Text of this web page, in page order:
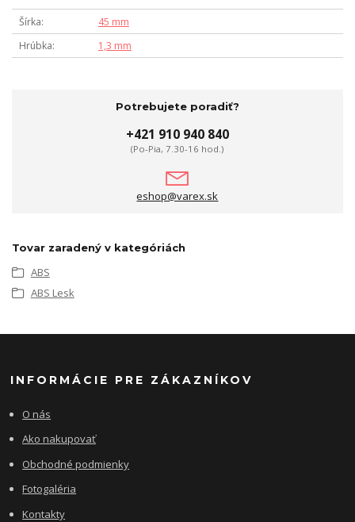
Šírka
45 mm
Hrúbka
1,3 mm
Potrebujete poradiť?
+421 910 940 840
(Po-Pia, 7.30-16 hod.)
eshop@varex.sk
Tovar zaradený v kategóriách
ABS
ABS Lesk
INFORMÁCIE PRE ZÁKAZNÍKOV
O nás
Ako nakupovať
Obchodné podmienky
Fotogaléria
Kontakty